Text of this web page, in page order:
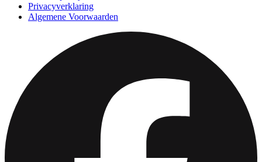
Privacyverklaring
Algemene Voorwaarden